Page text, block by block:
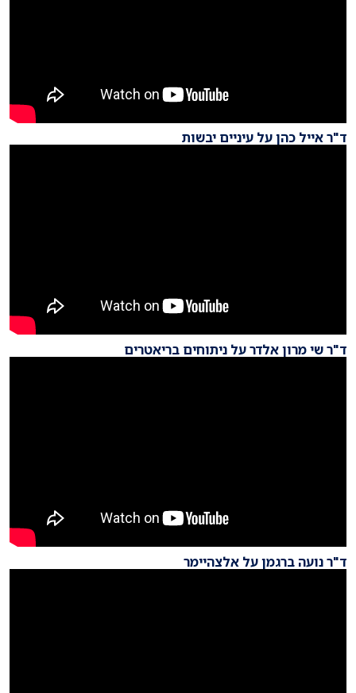
ד"ר אייל כהן על עיניים יבשות
ד"ר שי מרון אלדר על ניתוחים בריאטרים
ד"ר נועה ברגמן על אלצהיימר